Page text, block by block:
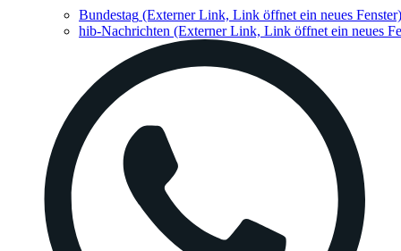
Bundestag (Externer Link, Link öffnet ein neues Fenster)
hib-Nachrichten (Externer Link, Link öffnet ein neues